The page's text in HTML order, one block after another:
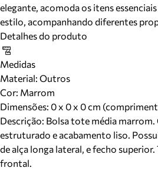
elegante, acomoda os itens
estilo, acompanhando diferentes
Detalhes do produto
Medidas
Material: Outros
Cor: Marrom
Dimensões: 0 x 0 x 0 cm
Descrição: Bolsa tote média
estruturado e acabamento liso.
de alça longa lateral, e fecho
frontal.